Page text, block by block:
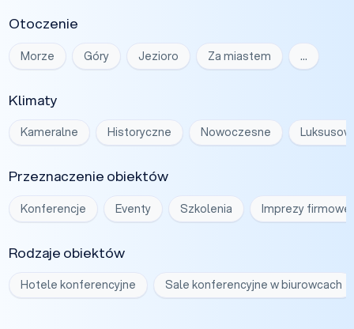
Otoczenie
Morze Góry Jezioro Za miastem …
Klimaty
Kameralne Historyczne Nowoczesne
Przeznaczenie obiektów
Konferencje Eventy Szkolenia Imprezy firmowe
Rodzaje obiektów
Hotele konferencyjne Sale konferencyjne w biurowcach